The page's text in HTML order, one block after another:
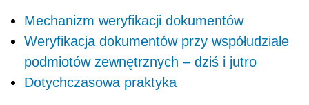
Mechanizm weryfikacji dokumentów
Weryfikacja dokumentów przy współudziale
podmiotów zewnętrznych – dziś i jutro
Dotychczasowa praktyka